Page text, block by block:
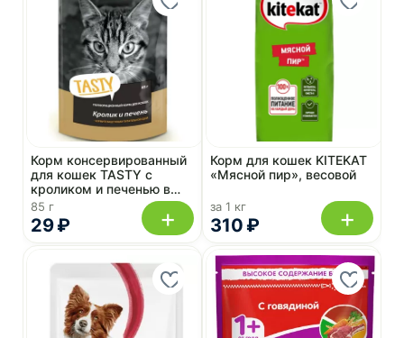
29 ₽
Корм консервированный
для кошек TASTY с
кроликом и печенью в
желе 85 г, пауч
85 г + 310 ₽
Корм для кошек KITEKAT
«Мясной пир», весовой
за 1 кг +